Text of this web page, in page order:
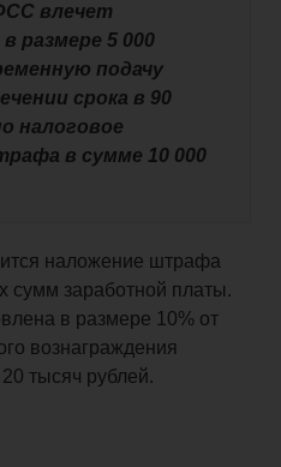
влечет
размере 5 000
подачу
срока в 90
налоговое
в сумме 10 000
наложение штрафа
сумм заработной платы.
в размере 10% от
вознаграждения
тысяч рублей.